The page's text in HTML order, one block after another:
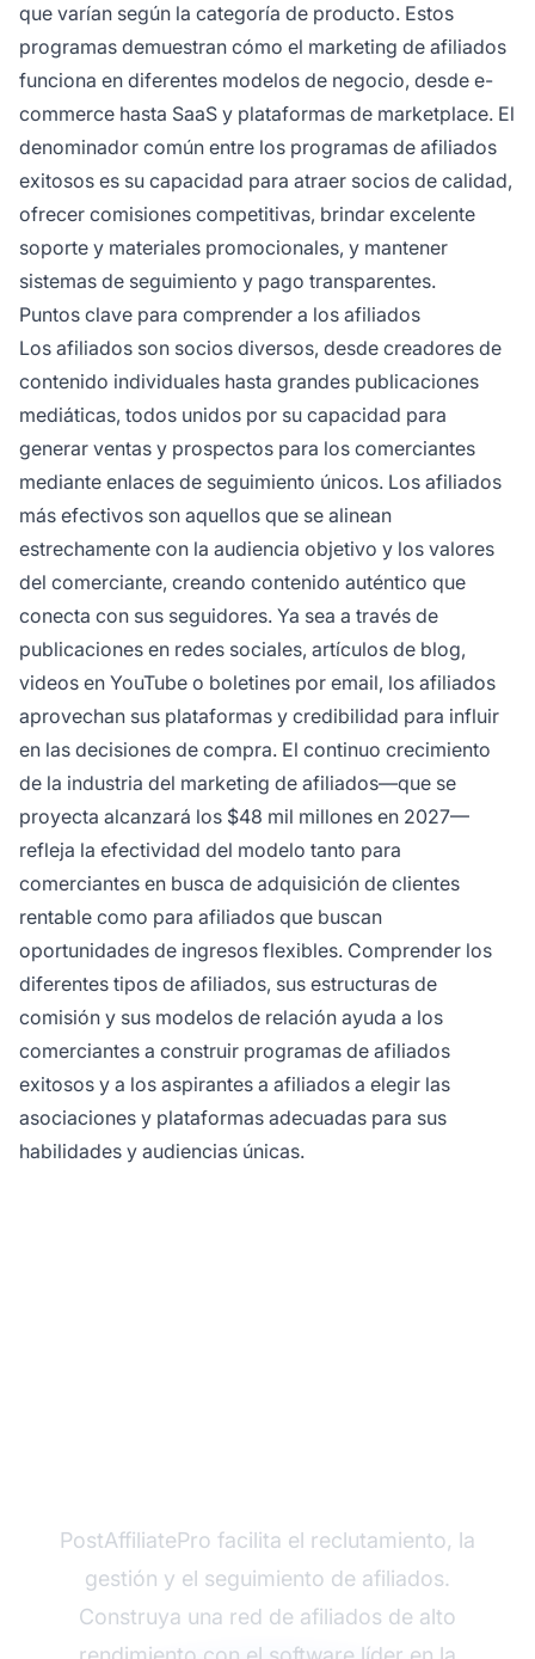
que varían según la categoría de producto. Estos
programas demuestran cómo el marketing de afiliados
funciona en diferentes modelos de negocio, desde e-
commerce hasta SaaS y plataformas de marketplace. El
denominador común entre los programas de afiliados
exitosos es su capacidad para atraer socios de calidad,
ofrecer comisiones competitivas, brindar excelente
soporte y materiales promocionales, y mantener
sistemas de seguimiento y pago transparentes.
Puntos clave para comprender a los afiliados
Los afiliados son socios diversos, desde creadores de
contenido individuales hasta grandes publicaciones
mediáticas, todos unidos por su capacidad para
generar ventas y prospectos para los comerciantes
mediante enlaces de seguimiento únicos. Los afiliados
más efectivos son aquellos que se alinean
estrechamente con la audiencia objetivo y los valores
del comerciante, creando contenido auténtico que
conecta con sus seguidores. Ya sea a través de
publicaciones en redes sociales, artículos de blog,
videos en YouTube o boletines por email, los afiliados
aprovechan sus plataformas y credibilidad para influir
en las decisiones de compra. El continuo crecimiento
de la industria del marketing de afiliados—que se
proyecta alcanzará los $48 mil millones en 2027—
refleja la efectividad del modelo tanto para
comerciantes en busca de adquisición de clientes
rentable como para afiliados que buscan
oportunidades de ingresos flexibles. Comprender los
diferentes tipos de afiliados, sus estructuras de
comisión y sus modelos de relación ayuda a los
comerciantes a construir programas de afiliados
exitosos y a los aspirantes a afiliados a elegir las
asociaciones y plataformas adecuadas para sus
habilidades y audiencias únicas.
PostAffiliatePro facilita el reclutamiento, la
gestión y el seguimiento de afiliados.
Construya una red de afiliados de alto